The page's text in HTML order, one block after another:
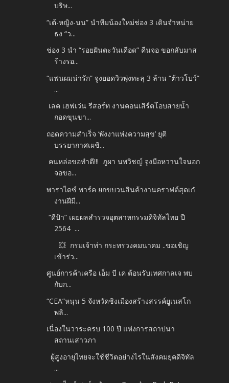
บริษ...
“เต้-หญิง-นน” นำทีมน้องใหม่ช่อง 3 เดินจำหน่าย
ธง “ว...
ช่อง 3 นำ “รอยฝันตะวันเดือด” คืนจอ ขอกลับมาส
ร้างรอ...
“แฟนผมน่ารัก” จูงยอดวิวพุ่งทะลุ 3 ล้าน “ต้าวโบว์”
...
เลค เฮฟเว่น รีสอร์ท งานคอนเสิร์ตโอบสายน้ำ
กอดขุนขา...
ถอดความสำเร็จ ‘พังงาแห่งความสุข’ ยุติ
บรรยากาศเผชิ...
คนหล่อขอทำดี!!! ภูผา นพวิชญ์ จูงมือหวานใจนอก
จอขอ...
พาราไดซ์ พาร์ค ยกขบวนสินค้างานคราฟต์สุดเก๋
งานฝีมื...
“ดีป้า” เผยผลสำรวจอุตสาหกรรมดิจิทัลไทย ปี
2564 ...
💥 กรมเจ้าท่า กระทรวงคมนาคม ..ขอเชิญ
เข้าร่ว...
ศูนย์การค้าเครือ เอ็ม บี เค ต้อนรับเทศกาลเจ พบ
กับก...
“CEA”หนุน 5 จังหวัดชิงเมืองสร้างสรรค์ยูเนสโก
พลิ...
เนื่องในวาระครบ 100 ปี แห่งการสถาปนา
สถานเสาวภา
ผู้สูงอายุไทยจะใช้ชีวิตอย่างไรในสังคมยุคดิจิทัล
...